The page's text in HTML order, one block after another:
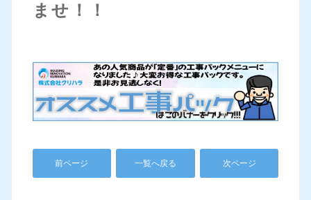
ませ！！
前ページ 一覧へ戻る 次ページ